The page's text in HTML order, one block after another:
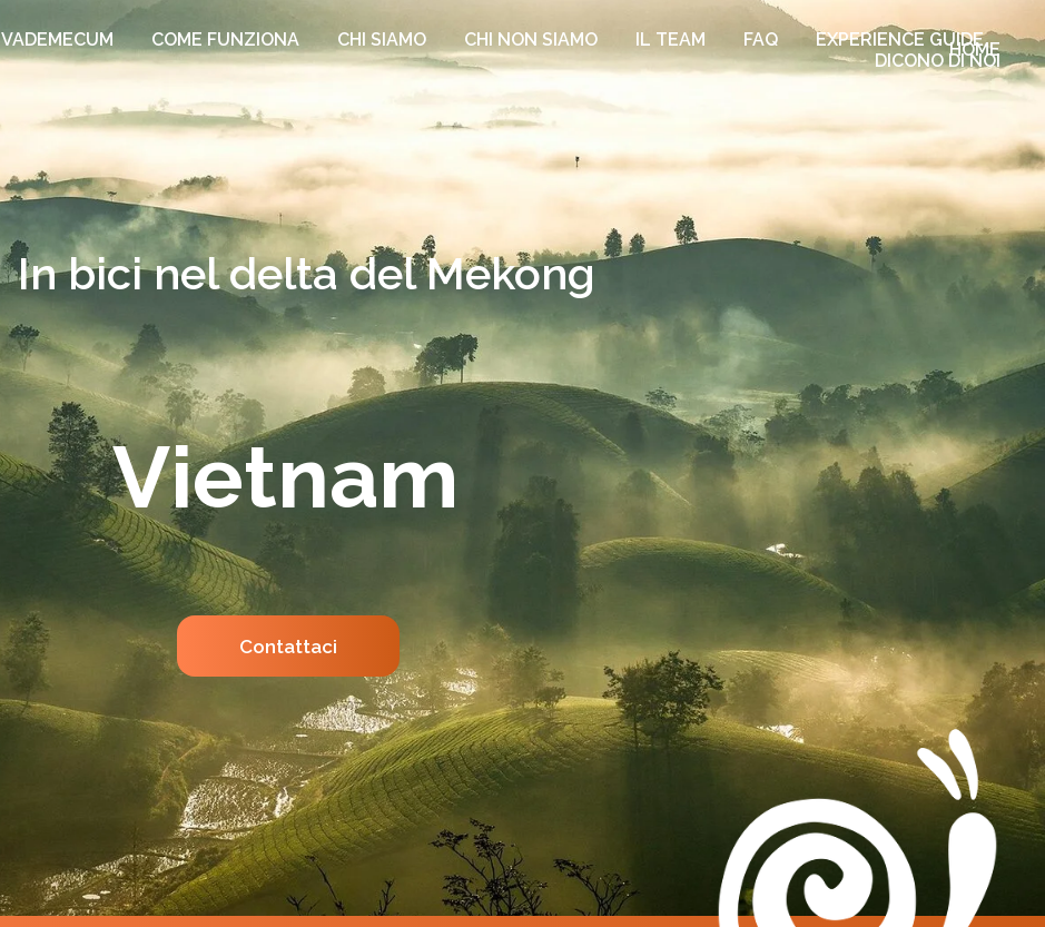
VADEMECUM COME FUNZIONA CHI SIAMO CHI NON SIAMO IL TEAM FAQ
EXPERIENCE GUIDE
DICONO DI NOI
HOME
Tw
Ig
Fb
Vietnam
In bici nel delta del Mekong
Contattaci